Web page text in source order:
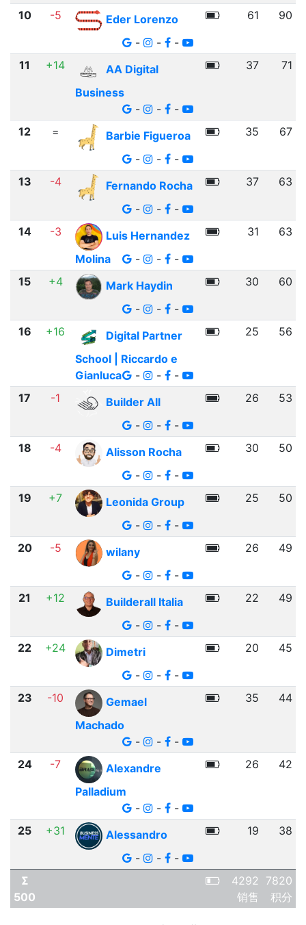
10 -5
Eder Lorenzo
-
- -
61 90
11 +14
AA Digital
Business
-
- -
37 71
12 =
Barbie Figueroa
-
- -
35 67
13 -4
Fernando Rocha
-
- -
37 63
14 -3
Luis Hernandez
Molina
- - -
31 63
15 +4
Mark Haydin
-
- -
30 60
16 +16
Digital Partner
School | Riccardo e
Gianluca
- - -
25 56
17 -1
Builder All
-
- -
26 53
18 -4
Alisson Rocha
-
- -
30 50
19 +7
Leonida Group
-
- -
25 50
20 -5
wilany
-
- -
26 49
21 +12
Builderall Italia
-
- -
22 49
22 +24
Dimetri
-
- -
20 45
23 -10
Gemael
Machado
-
- -
35 44
24 -7
Alexandre
Palladium
-
- -
26 42
25 +31
Alessandro
-
- -
19 38
Σ
500
4292
销售
7820
积分